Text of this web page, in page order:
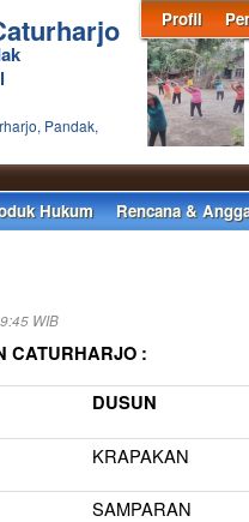
Profil
Pandak,
Hukum Rencana &
WIB
CATURHARJO :
DUSUN
KRAPAKAN
SAMPARAN